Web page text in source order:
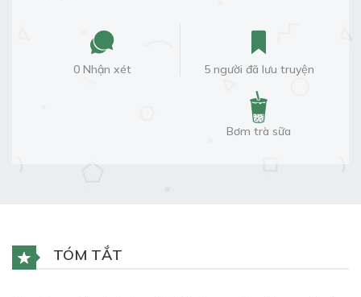
0 Nhận xét 5 người đã lưu truyện
Bơm trà sữa
TÓM TẮT